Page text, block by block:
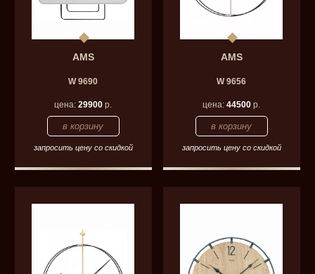
AMS
W 9690
цена:29900 р.
запросить цену со скидкой
AMS
W 9656
цена:44500 р.
запросить цену со скидкой